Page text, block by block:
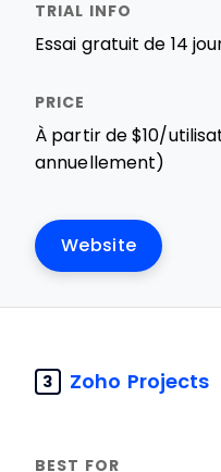
Essai gratuit de 14
À partir de $10/
annuellement)
Website
3 Zoho Projects